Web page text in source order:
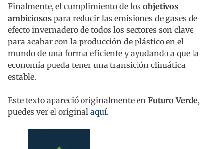
Finalmente, el cumplimiento de los objetivos
ambiciosos para reducir las emisiones de gases de
efecto invernadero de todos los sectores son clave
para acabar con la producción de plástico en el
mundo de una forma eficiente y ayudando a que la
economía pueda tener una transición climática
estable.
Este texto apareció originalmente en Futuro Verde,
puedes ver el original aquí.